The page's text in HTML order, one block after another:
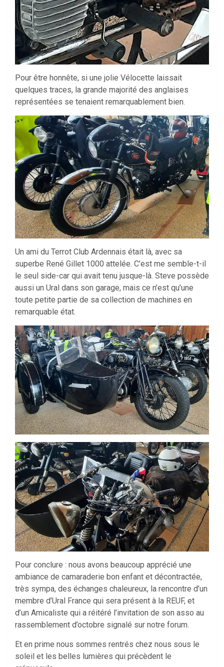
Pour être honnête, si une jolie Vélocette laissait
quelques traces, la grande majorité des anglaises
représentées se tenaient remarquablement bien.
Un ami du Terrot Club Ardennais était là, avec sa
superbe René Gillet 1000 attelée. C’est me semble-t-il
le seul side-car qui avait tenu jusque-là. Steve possède
aussi un Ural dans son garage, mais ce n’est qu’une
toute petite partie de sa collection de machines en
remarquable état.
Pour conclure : nous avons beaucoup apprécié une
ambiance de camaraderie bon enfant et décontractée,
très sympa, des échanges chaleureux, la rencontre d’un
membre d’Ural France qui sera présent à la REUF, et
d’un Amicaliste qui a réitéré l’invitation de son asso au
rassemblement d’octobre signalé sur notre forum.
Et en prime nous sommes rentrés chez nous sous le
soleil et les belles lumières qui précèdent le